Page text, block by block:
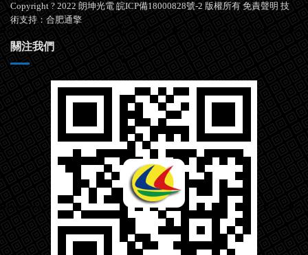
Copyright ? 2022 朗坤光電 皖ICP備18000828號-2 版權所有 免責聲明 技
術支持： 合肥通擎
關注我們